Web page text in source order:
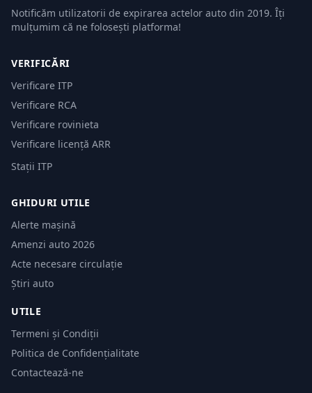
Notificăm utilizatorii de expirarea actelor auto din 2019. Îți
mulțumim că ne folosești platforma!
VERIFICĂRI
Verificare ITP
Verificare RCA
Verificare rovinieta
Verificare licență ARR
Stații ITP
GHIDURI UTILE
Alerte mașină
Amenzi auto 2026
Acte necesare circulație
Știri auto
UTILE
Termeni și Condiții
Politica de Confidențialitate
Contactează-ne